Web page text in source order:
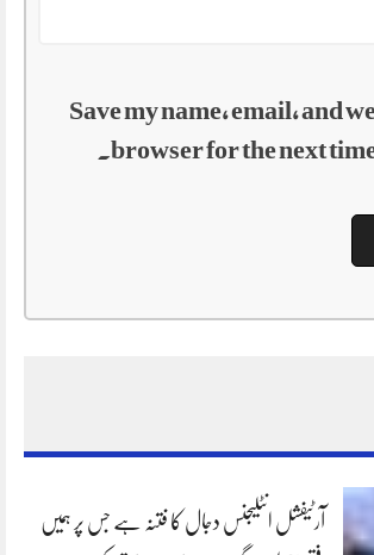
Save my name, email, and
browser for the next
آرٹیفشل انٹلیجنس دجال کا فتنہ ہے جس پر ہمیں